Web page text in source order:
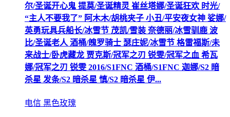
尔/圣诞开心鬼 提莫/圣诞精灵 崔丝塔娜/圣诞狂欢 时光/
“主人不要我了” 阿木木/胡桃夹子 小丑/平安夜女神 娑娜/
英勇玩具兵船长/冰雪节 茂凯/雪装 奈德丽/冰雪驯鹿 波
比/圣诞老人 酒桶/魄罗骑士 瑟庄妮/冰雪节 格雷福斯/未
来战士/卧虎藏龙 贾克斯/冠军之刃 锐雯/冠军之血 希瓦
娜/冠军之刃 锐雯 2016/S1FNC 酒桶/S1FNC 迦娜/S2 暗
杀星 发条/S2 暗杀星 慎/S2 暗杀星 伊...
电信 黑色玫瑰